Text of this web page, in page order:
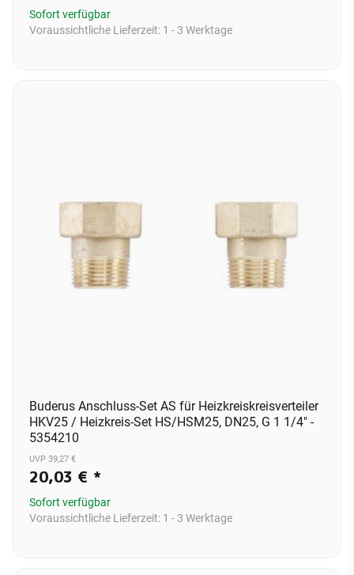
Sofort verfügbar
Voraussichtliche Lieferzeit: 1 - 3 Werktage
Buderus Anschluss-Set AS für Heizkreiskreisverteiler
HKV25 / Heizkreis-Set HS/HSM25, DN25, G 1 1/4" -
5354210
UVP 39,27 €
20,03 € *
Sofort verfügbar
Voraussichtliche Lieferzeit: 1 - 3 Werktage